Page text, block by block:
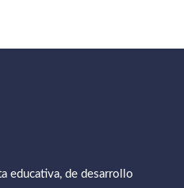
educativa, de desarrollo